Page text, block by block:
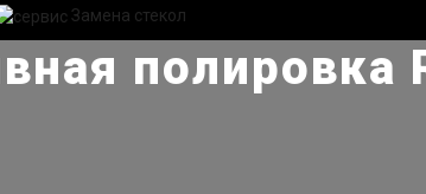
Замена стекол